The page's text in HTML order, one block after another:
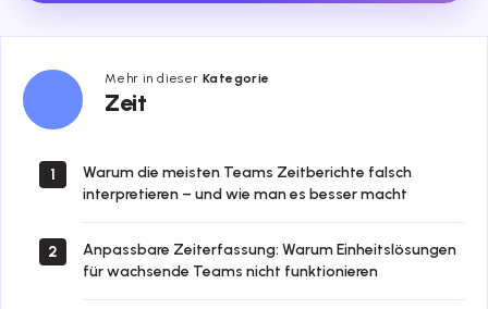
Mehr in dieser Kategorie
Zeit
Zeit
1
Warum die meisten Teams Zeitberichte falsch
interpretieren – und wie man es besser macht
2
Anpassbare Zeiterfassung: Warum Einheitslösungen
für wachsende Teams nicht funktionieren